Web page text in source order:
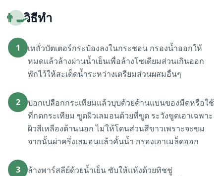
👨‍🍳วิธีทำ
1
เทถั่วบัตเตอร์กระป๋องลงในกระชอน กรองน้ำออกให้
หมดแล้วล้างผ่านน้ำเย็นเพื่อล้างโซเดียมส่วนเกินออก
พักไว้ให้สะเด็ดน้ำระหว่างเตรียมส่วนผสมอื่นๆ
2
ปอกเปลือกกระเทียมแล้วบุบด้วยด้านแบนของมีดหรือใช้
ที่กดกระเทียม ขูดผิวเลมอนด้วยที่ขูด ระวังขูดเอาเฉพาะ
ผิวสีเหลืองด้านนอก ไม่ให้โดนส่วนสีขาวเพราะจะขม
จากนั้นผ่าครึ่งเลมอนแล้วคั้นน้ำ กรองเอาเมล็ดออก
3
ล้างพาร์สลีย์ด้วยน้ำเย็น ซับให้แห้งด้วยทิชชู่